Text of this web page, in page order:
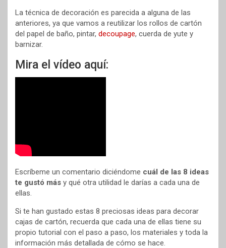
La técnica de decoración es parecida a alguna de las
anteriores, ya que vamos a reutilizar los rollos de cartón
del papel de baño, pintar, decoupage, cuerda de yute y
barnizar.
Mira el vídeo aquí:
Escríbeme un comentario diciéndome cuál de las 8 ideas
te gustó más y qué otra utilidad le darías a cada una de
ellas.
Si te han gustado estas 8 preciosas ideas para decorar
cajas de cartón, recuerda que cada una de ellas tiene su
propio tutorial con el paso a paso, los materiales y toda la
información más detallada de cómo se hace.